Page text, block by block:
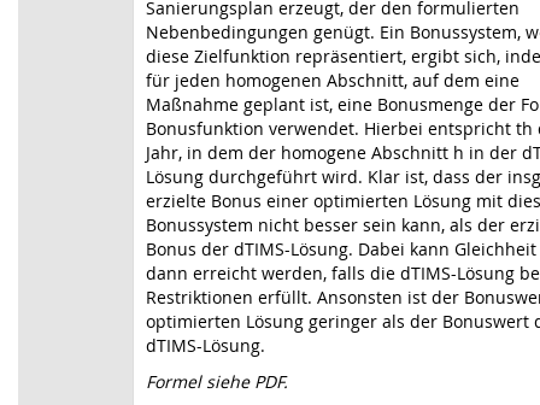
Sanierungsplan erzeugt, der den formulierten
Nebenbedingungen genügt. Ein Bonussystem,
diese Zielfunktion repräsentiert, ergibt sich,
für jeden homogenen Abschnitt, auf dem eine
Maßnahme geplant ist, eine Bonusmenge der
Bonusfunktion verwendet. Hierbei entspricht th
Jahr, in dem der homogene Abschnitt h in der
Lösung durchgeführt wird. Klar ist, dass der
erzielte Bonus einer optimierten Lösung mit
Bonussystem nicht besser sein kann, als der
Bonus der dTIMS-Lösung. Dabei kann
dann erreicht werden, falls die dTIMS-Lösung
Restriktionen erfüllt. Ansonsten ist der
optimierten Lösung geringer als der Bonuswert
dTIMS-Lösung.
Formel siehe PDF.